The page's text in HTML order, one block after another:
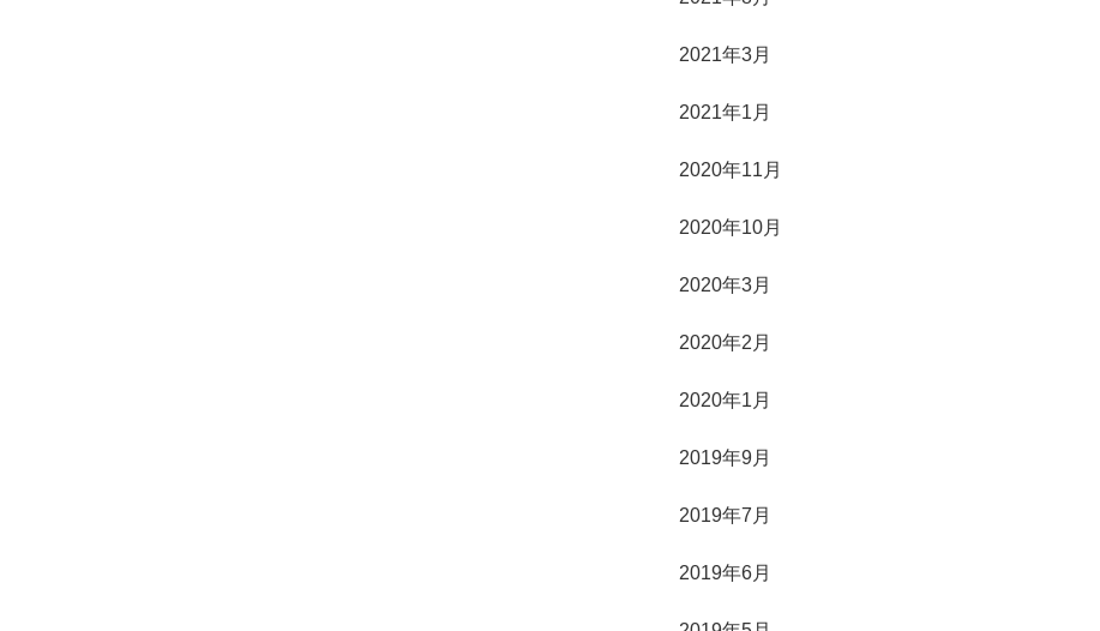
2021年3月
2021年1月
2020年11月
2020年10月
2020年3月
2020年2月
2020年1月
2019年9月
2019年7月
2019年6月